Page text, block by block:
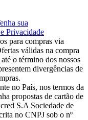
sua
Privacidade
para compras via
válidas na compra
o término dos nossos
divergências de
no País, nos termos da
propostas de cartão de
S.A Sociedade de
no CNPJ sob o nº